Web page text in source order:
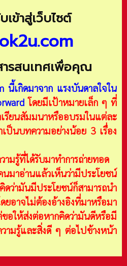
ข้าสู่เว็บไซต์
รสนเทศเพื่อคุณ
นี้เกิดมาจาก แรงบันดาลใจใน
โดยมีเป้าหมายเล็ก ๆ ที่
เรียนสัมมนาหรืออบรมในแต่ละ
ป็นบทความอย่างน้อย 3 เรื่อง
ามรู้ที่ได้รับมาทำการถ่ายทอด
าอ่านแล้วเห็นว่ามีประโยชน์
ว่ามันมีประโยชน์ก็สามารถนำ
อาจไม่ต้องอ้างอิงที่มาหรือมา
ส่งต่อหากคิดว่ามันดีหรือมี
ามรู้และสิ่งดี ๆ ต่อไปข้างหน้า